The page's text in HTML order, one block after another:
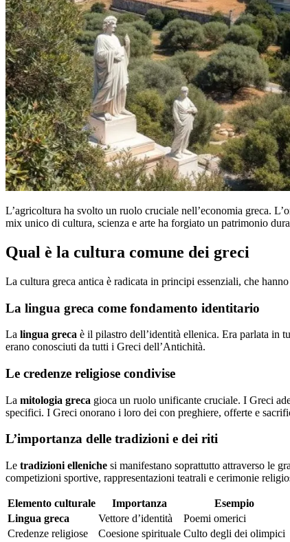
L’agricoltura ha svolto un ruolo cruciale nell’economia greca.
mix unico di cultura, scienza e arte ha forgiato un patrimonio
Qual è la cultura comune dei greci
La cultura greca antica è radicata in principi essenziali, che
La lingua greca come fondamento identitario
La lingua greca è il pilastro dell’identità ellenica. Era parlata in
erano conosciuti da tutti i Greci dell’Antichità.
Le credenze religiose condivise
La mitologia greca gioca un ruolo unificante cruciale. I Greci
specifici. I Greci onorano i loro dei con preghiere, offerte e
L’importanza delle tradizioni e dei riti
Le tradizioni elleniche si manifestano soprattutto attraverso le
competizioni sportive, rappresentazioni teatrali e cerimonie
Elemento culturale Importanza
Esempio
Lingua greca
Vettore d’identità
Poemi omerici
Credenze religiose
Coesione spirituale Culto degli dei olimpici